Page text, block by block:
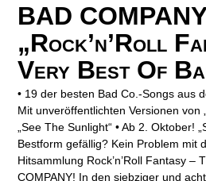
BAD
„Rock’n’Roll
Very Best Of
• 19 der besten Bad Co.-Songs aus
Mit unveröffentlichten Versionen von
„See The Sunlight“ • Ab 2. Oktober!
Bestform gefällig? Kein Problem mit
Hitsammlung Rock’n’Roll Fantasy –
COMPANY! In den siebziger und